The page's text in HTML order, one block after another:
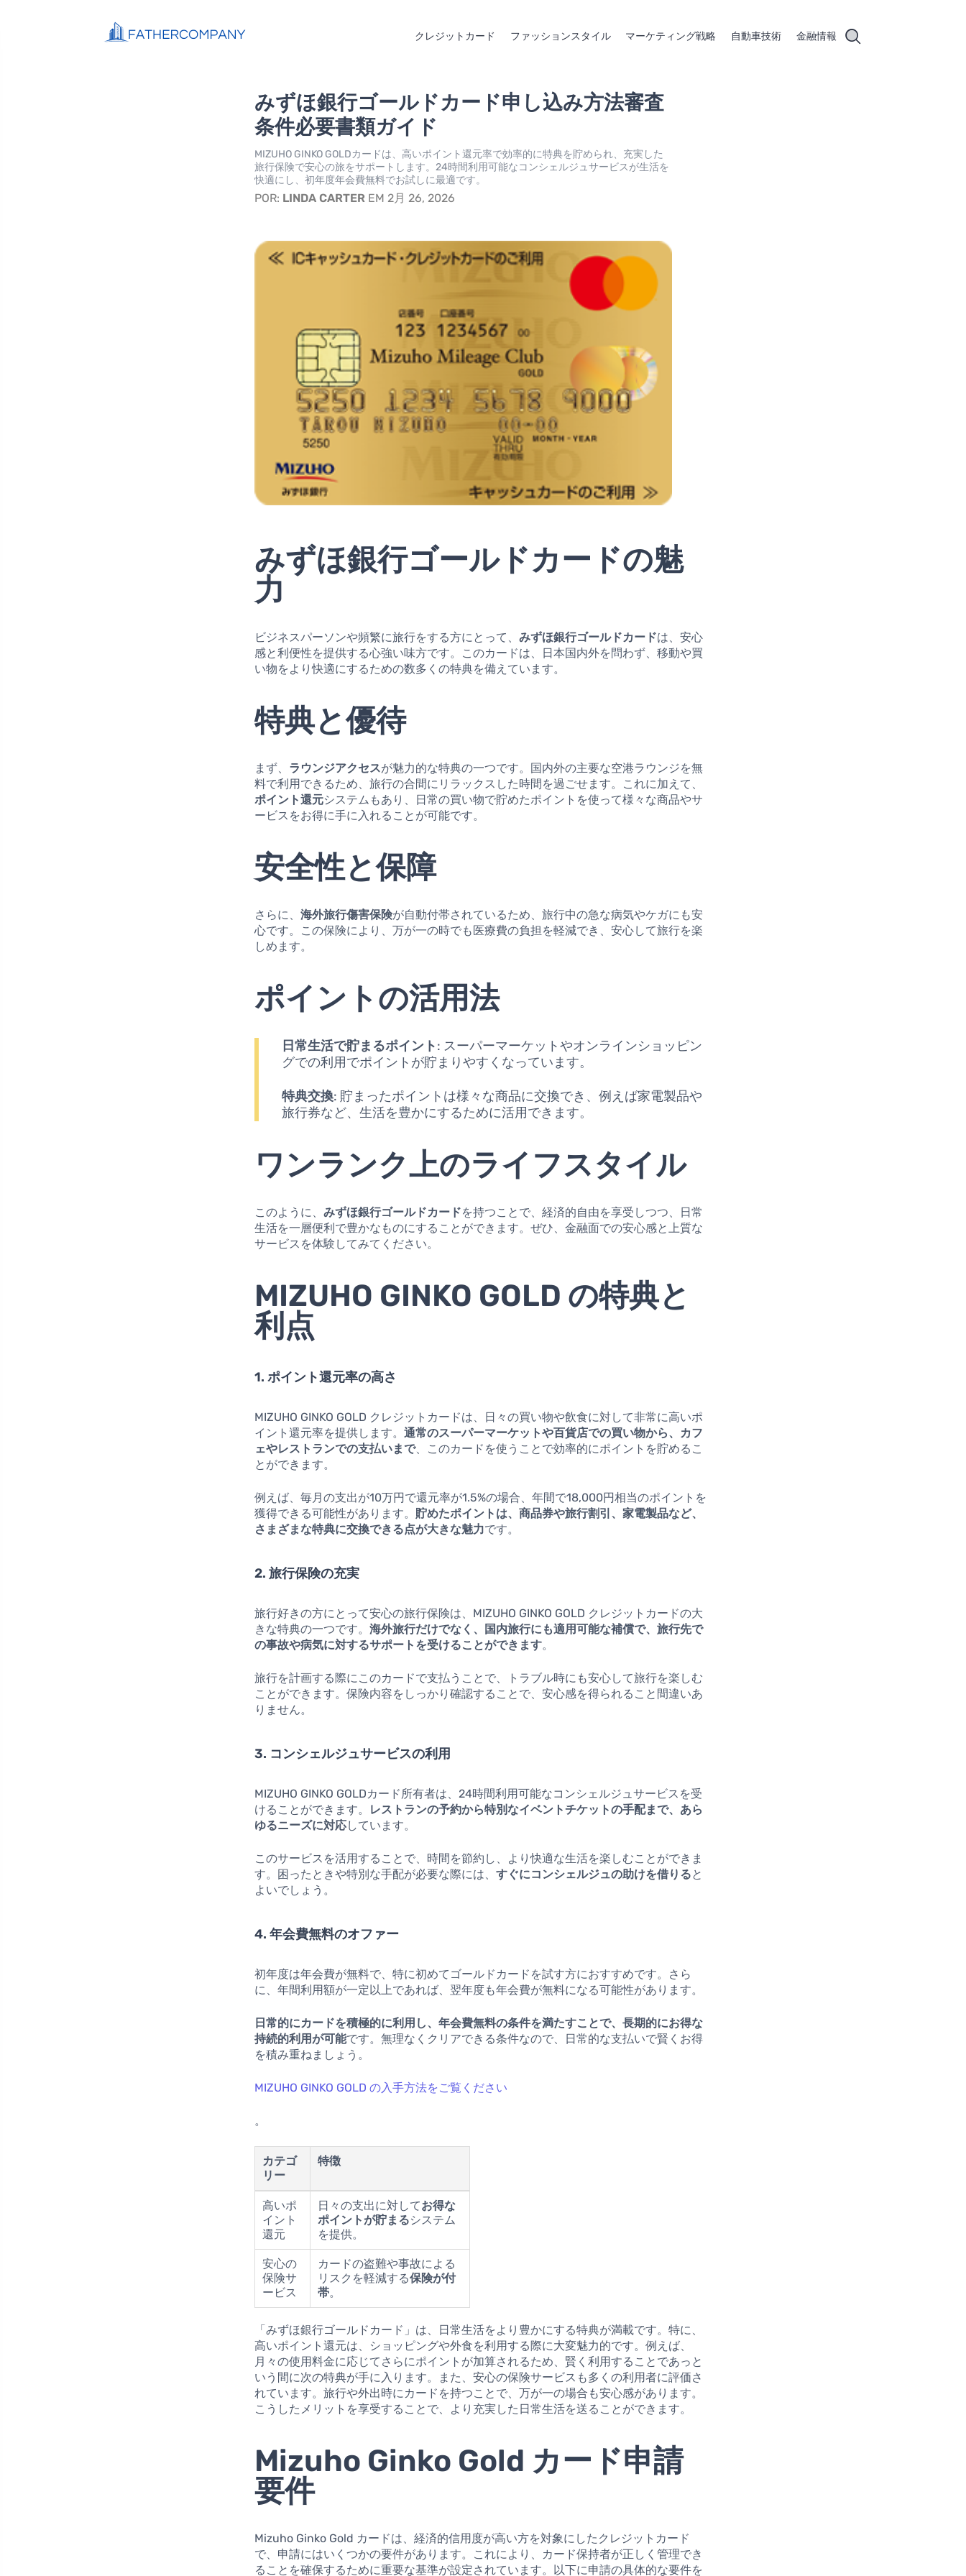
クレジットカード ファッションスタイル マーケティング戦略 自動車技術 金融情報
みずほ銀行ゴールドカード申し込み方法審査
条件必要書類ガイド
MIZUHO GINKO GOLDカードは、高いポイント還元率で効率的に特典を貯められ、充実した
旅行保険で安心の旅をサポートします。24時間利用可能なコンシェルジュサービスが生活を
快適にし、初年度年会費無料でお試しに最適です。
POR: LINDA CARTER EM 2月 26, 2026
みずほ銀行ゴールドカードの魅
力
ビジネスパーソンや頻繁に旅行をする方にとって、みずほ銀行ゴールドカードは、安心
感と利便性を提供する心強い味方です。このカードは、日本国内外を問わず、移動や買
い物をより快適にするための数多くの特典を備えています。
特典と優待
まず、 ラウンジアクセスが魅力的な特典の一つです。国内外の主要な空港ラウンジを無
料で利用できるため、旅行の合間にリラックスした時間を過ごせます。これに加えて、
ポイント還元システムもあり、日常の買い物で貯めたポイントを使って様々な商品やサ
ービスをお得に手に入れることが可能です。
安全性と保障
さらに、海外旅行傷害保険が自動付帯されているため、旅行中の急な病気やケガにも安
心です。この保険により、万が一の時でも医療費の負担を軽減でき、安心して旅行を楽
しめます。
ポイントの活用法
日常生活で貯まるポイント: スーパーマーケットやオンラインショッピン
グでの利用でポイントが貯まりやすくなっています。
特典交換: 貯まったポイントは様々な商品に交換でき、例えば家電製品や
旅行券など、生活を豊かにするために活用できます。
ワンランク上のライフスタイル
このように、みずほ銀行ゴールドカードを持つことで、経済的自由を享受しつつ、日常
生活を一層便利で豊かなものにすることができます。ぜひ、金融面での安心感と上質な
サービスを体験してみてください。
MIZUHO GINKO GOLD の特典と
利点
1. ポイント還元率の高さ
MIZUHO GINKO GOLD クレジットカードは、日々の買い物や飲食に対して非常に高いポ
イント還元率を提供します。通常のスーパーマーケットや百貨店での買い物から、カフ
ェやレストランでの支払いまで、このカードを使うことで効率的にポイントを貯めるこ
とができます。
例えば、毎月の支出が10万円で還元率が1.5%の場合、年間で18,000円相当のポイントを
獲得できる可能性があります。 貯めたポイントは、商品券や旅行割引、家電製品など、
さまざまな特典に交換できる点が大きな魅力です。
2. 旅行保険の充実
旅行好きの方にとって安心の旅行保険は、MIZUHO GINKO GOLD クレジットカードの大
きな特典の一つです。海外旅行だけでなく、国内旅行にも適用可能な補償で、旅行先で
の事故や病気に対するサポートを受けることができます。
旅行を計画する際にこのカードで支払うことで、トラブル時にも安心して旅行を楽しむ
ことができます。保険内容をしっかり確認することで、安心感を得られること間違いあ
りません。
3. コンシェルジュサービスの利用
MIZUHO GINKO GOLDカード所有者は、24時間利用可能なコンシェルジュサービスを受
けることができます。 レストランの予約から特別なイベントチケットの手配まで、あら
ゆるニーズに対応しています。
このサービスを活用することで、時間を節約し、より快適な生活を楽しむことができま
す。困ったときや特別な手配が必要な際には、すぐにコンシェルジュの助けを借りると
よいでしょう。
4. 年会費無料のオファー
初年度は年会費が無料で、特に初めてゴールドカードを試す方におすすめです。さら
に、年間利用額が一定以上であれば、翌年度も年会費が無料になる可能性があります。
日常的にカードを積極的に利用し、年会費無料の条件を満たすことで、長期的にお得な
持続的利用が可能です。無理なくクリアできる条件なので、日常的な支払いで賢くお得
を積み重ねましょう。
MIZUHO GINKO GOLD の入手方法をご覧ください
。
カテゴ
リー
特徴
高いポ
イント
還元
日々の支出に対してお得な
ポイントが貯まるシステム
を提供。
安心の
保険サ
ービス
カードの盗難や事故による
リスクを軽減する保険が付
帯。
「みずほ銀行ゴールドカード」は、日常生活をより豊かにする特典が満載です。特に、
高いポイント還元は、ショッピングや外食を利用する際に大変魅力的です。例えば、
月々の使用料金に応じてさらにポイントが加算されるため、賢く利用することであっと
いう間に次の特典が手に入ります。また、安心の保険サービスも多くの利用者に評価さ
れています。旅行や外出時にカードを持つことで、万が一の場合も安心感があります。
こうしたメリットを享受することで、より充実した日常生活を送ることができます。
Mizuho Ginko Gold カード申請
要件
Mizuho Ginko Gold カードは、経済的信用度が高い方を対象にしたクレジットカード
で、申請にはいくつかの要件があります。これにより、カード保持者が正しく管理でき
ることを確保するために重要な基準が設定されています。以下に申請の具体的な要件を